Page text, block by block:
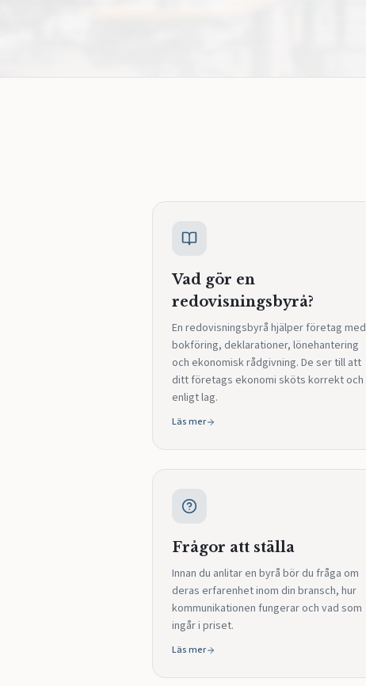
Vad gör en
redovisningsbyrå?
En redovisningsbyrå hjälper företag med
bokföring, deklarationer, lönehantering
och ekonomisk rådgivning. De ser till att
ditt företags ekonomi sköts korrekt och
enligt lag.
Läs mer
Frågor att ställa
Innan du anlitar en byrå bör du fråga om
deras erfarenhet inom din bransch, hur
kommunikationen fungerar och vad som
ingår i priset.
Läs mer